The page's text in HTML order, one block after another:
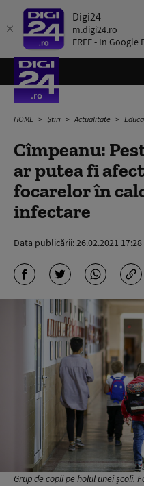
Digi24
m.digi24.ro
FREE - In Google
HOME Știri Actualitate
Cîmpeanu:
ar putea fi
focarelor în
infectare
Data publicării:26.02.2021 17:28
Grup de copii pe holul unei școli.